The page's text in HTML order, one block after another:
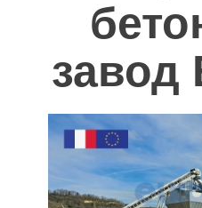
завод